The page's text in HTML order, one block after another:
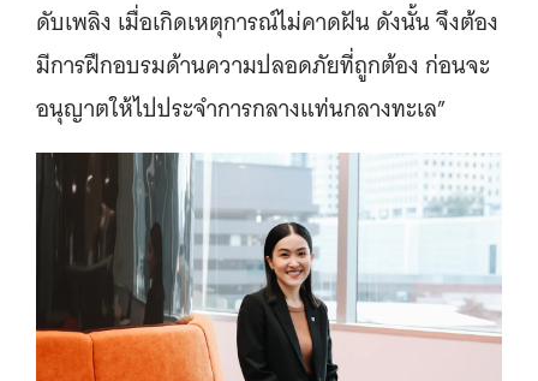
ดับเพลิง เมื่อเกิดเหตุการณ์ไม่คาดฝัน ดังนั้น จึงต้อง
มีการฝึกอบรมด้านความปลอดภัยที่ถูกต้อง ก่อนจะ
อนุญาตให้ไปประจำการกลางแท่นกลางทะเล”